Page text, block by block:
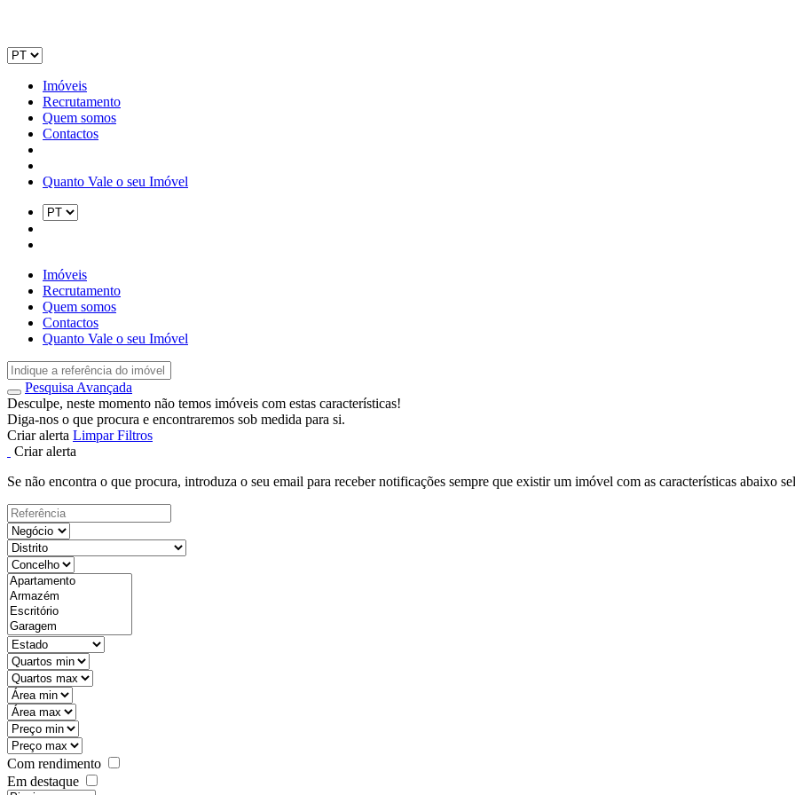
Imóveis
Recrutamento
Quem somos
Contactos
Quanto Vale o seu Imóvel
Imóveis
Recrutamento
Quem somos
Contactos
Quanto Vale o seu Imóvel
Pesquisa Avançada
Desculpe, neste momento não temos imóveis com estas características!
Diga-nos o que procura e encontraremos sob medida para si.
Criar alerta Limpar Filtros
Criar alerta
Se não encontra o que procura, introduza o seu email para receber notificações sempre que existir um imóvel com as características abaixo
Com rendimento
Em destaque